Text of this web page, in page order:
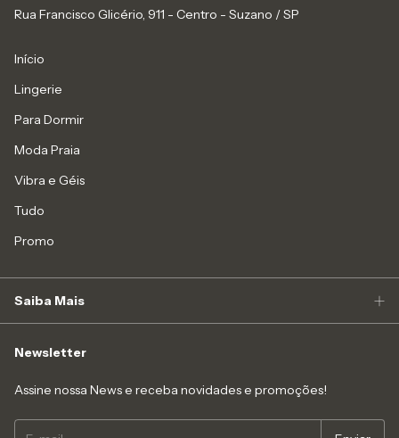
Rua Francisco Glicério, 911 - Centro - Suzano / SP
Início
Lingerie
Para Dormir
Moda Praia
Vibra e Géis
Tudo
Promo
Saiba Mais
Newsletter
Assine nossa News e receba novidades e promoções!